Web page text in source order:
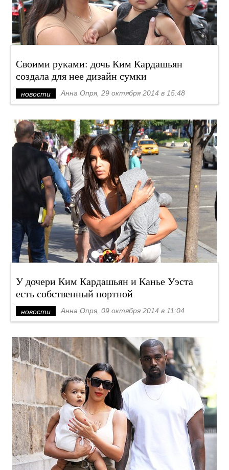
Своими руками: дочь Ким Кардашьян
создала для нее дизайн сумки
новости Анна Опря, 29 октября 2014 в 15:48
У дочери Ким Кардашьян и Канье Уэста
есть собственный портной
новости Анна Опря, 09 октября 2014 в 11:04